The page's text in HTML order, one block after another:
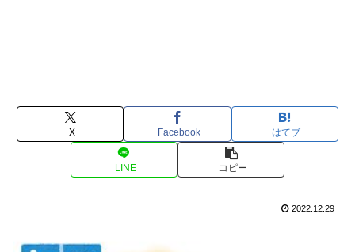
X Facebook はてブ
LINE コピー
2022.12.29